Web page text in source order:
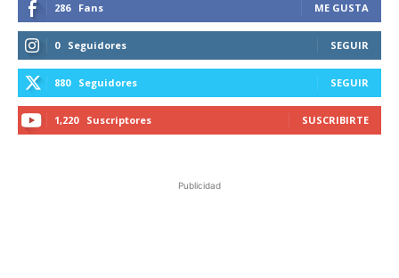
286 Fans ME GUSTA
0 Seguidores SEGUIR
880 Seguidores SEGUIR
1,220 Suscriptores SUSCRIBIRTE
Publicidad